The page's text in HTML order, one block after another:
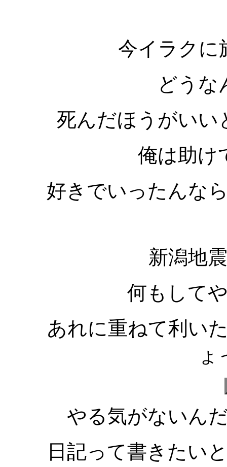
今イラクに
どうな
死んだほうがいい
俺は助け
好きでいったんな
新潟地
何もして
あれに重ねて利い
ょ
やる気がないん
日記って書きたい